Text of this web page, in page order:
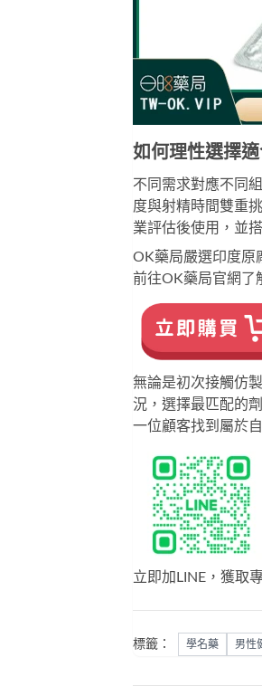
如何理性選擇
不同需求對應不同
度與射精時間雙重
業評估後使用，並
OK藥局嚴選印度原
前往OK藥局官網了
無論是初次接觸仿
況，選擇最匹配的
一位顧客找到屬於
立即加LINE，獲取
標籤： 學名藥 男性